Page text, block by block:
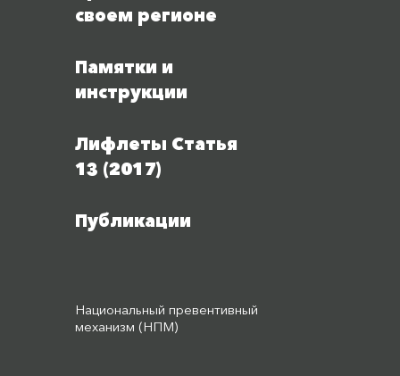
своем регионе
Памятки и
инструкции
Лифлеты Статья
13 (2017)
Публикации
Национальный превентивный
механизм (НПМ)